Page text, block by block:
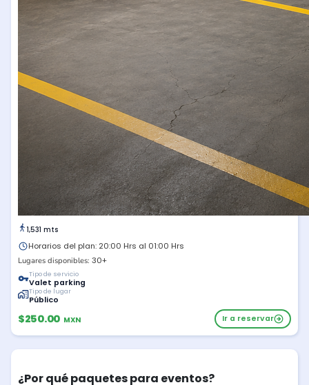
1,531 mts
Horarios del plan: 20:00 Hrs al 01:00 Hrs
Lugares disponibles: 30+
Tipo de servicio
Valet parking
Tipo de lugar
Público
$250.00 MXN Ir a reservar
¿Por qué paquetes para eventos?